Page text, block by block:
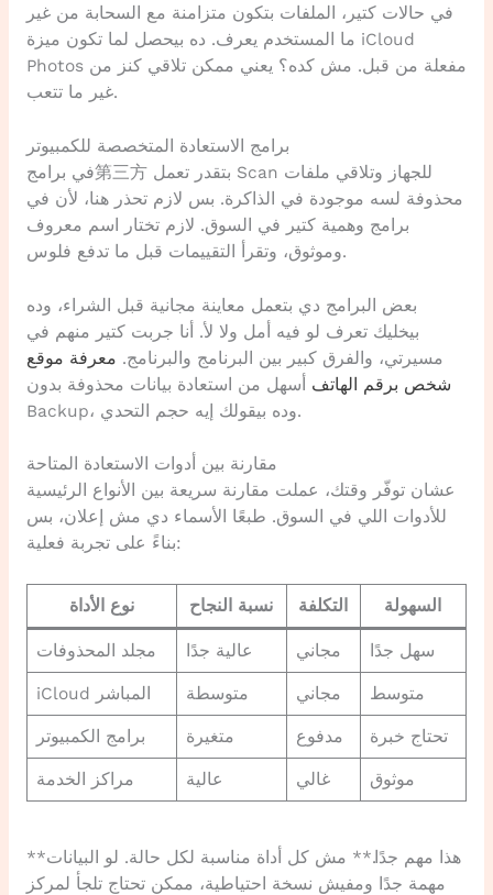
في حالات كتير، الملفات بتكون متزامنة مع السحابة من غير
ما المستخدم يعرف. ده بيحصل لما تكون ميزة iCloud
Photos مفعلة من قبل. مش كده؟ يعني ممكن تلاقي كنز من
غير ما تتعب.
برامج الاستعادة المتخصصة للكمبيوتر
في برامج第三方 بتقدر تعمل Scan للجهاز وتلاقي ملفات
محذوفة لسه موجودة في الذاكرة. بس لازم تحذر هنا، لأن في
برامج وهمية كتير في السوق. لازم تختار اسم معروف
وموثوق، وتقرأ التقييمات قبل ما تدفع فلوس.
بعض البرامج دي بتعمل معاينة مجانية قبل الشراء، وده
بيخليك تعرف لو فيه أمل ولا لأ. أنا جربت كتير منهم في
مسيرتي، والفرق كبير بين البرنامج والبرنامج. معرفة موقع
شخص برقم الهاتف أسهل من استعادة بيانات محذوفة بدون
Backup، وده بيقولك إيه حجم التحدي.
مقارنة بين أدوات الاستعادة المتاحة
عشان توفّر وقتك، عملت مقارنة سريعة بين الأنواع الرئيسية
للأدوات اللي في السوق. طبعًا الأسماء دي مش إعلان، بس
بناءً على تجربة فعلية:
نوع الأداة نسبة النجاح التكلفة السهولة
مجلد المحذوفات عالية جدًا مجاني سهل جدًا
iCloud المباشر متوسطة مجاني متوسط
برامج الكمبيوتر متغيرة مدفوع تحتاج خبرة
مراكز الخدمة عالية غالي موثوق
**هذا مهم جدًا.** مش كل أداة مناسبة لكل حالة. لو البيانات
مهمة جدًا ومفيش نسخة احتياطية، ممكن تحتاج تلجأ لمركز